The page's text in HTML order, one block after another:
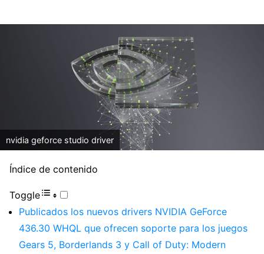
nvidia geforce studio driver
Índice de contenido
Toggle
Publicados los nuevos drivers NVIDIA GeForce
436.30 WHQL que ofrecen soporte para los juegos
Gears 5, Borderlands 3 y Call of Duty: Modern